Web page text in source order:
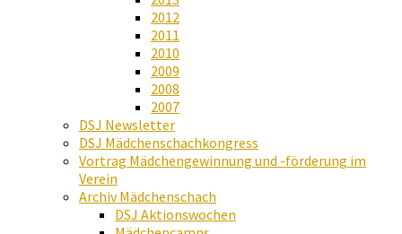
2012
2011
2010
2009
2008
2007
DSJ Newsletter
DSJ Mädchenschachkongress
Vortrag Mädchengewinnung und -förderung im
Verein
Archiv Mädchenschach
DSJ Aktionswochen